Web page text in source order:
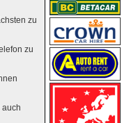
zu
zu
auch